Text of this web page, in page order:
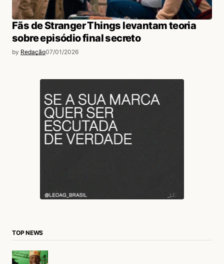
Fãs de Stranger Things levantam teoria
sobre episódio final secreto
by Redação07/01/2026
TOP NEWS